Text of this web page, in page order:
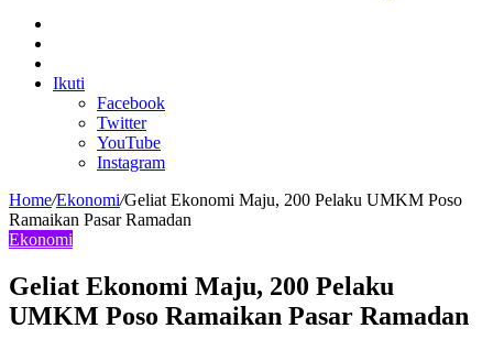
In
Ikuti
Facebook
Twitter
YouTube
Instagram
Home/Ekonomi/Geliat Ekonomi Maju, 200 Pelaku UMKM Poso
Ramaikan Pasar Ramadan
Ekonomi
Geliat Ekonomi Maju, 200 Pelaku
UMKM Poso Ramaikan Pasar Ramadan